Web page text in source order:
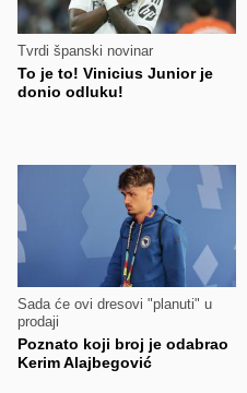
Tvrdi španski novinar
To je to! Vinicius Junior je
donio odluku!
Sada će ovi dresovi "planuti" u
prodaji
Poznato koji broj je odabrao
Kerim Alajbegović